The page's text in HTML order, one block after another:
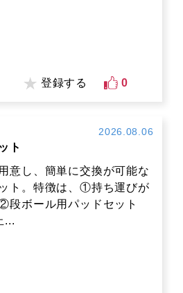
登録する 0
2026.08.06
ト
意し、簡単に交換が可能な
ト。特徴は、①持ち運びが
段ボール用パッドセット
...